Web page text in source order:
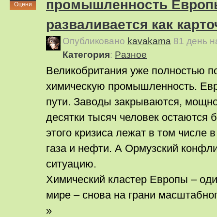
Оцени
промышленность
разваливается как
Опубликовано kavakama 81 день
Категория: Pазное
Великобритания уже полностью
химическую промышленность.
пути. Заводы закрываются,
десятки тысяч человек остаются
этого кризиса лежат в том числе
газа и нефти. А Ормузский
ситуацию.
Химический кластер Европы –
мире – снова на грани
»